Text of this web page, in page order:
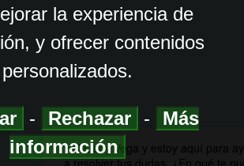
la experiencia de
y ofrecer contenidos
personalizados.
- Rechazar -
Más
información